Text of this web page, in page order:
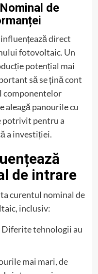
de
direct
fotovoltaic. Un
potențial mai
să se țină cont
componentelor
aleagă panourile cu
potrivit pentru a
a investiției.
de intrare
curentul nominal de
inclusiv:
Diferite tehnologii au
mai mari, de